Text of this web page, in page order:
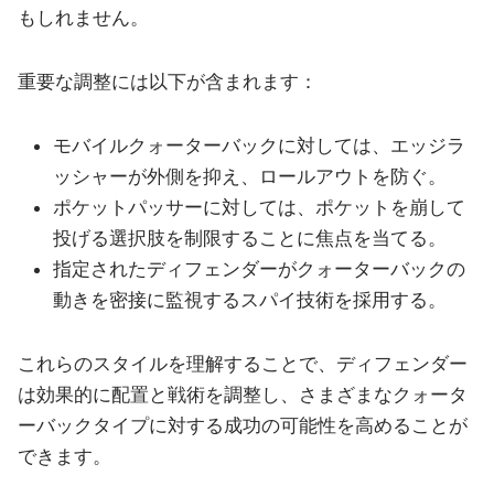
もしれません。
重要な調整には以下が含まれます：
モバイルクォーターバックに対しては、エッジラ
ッシャーが外側を抑え、ロールアウトを防ぐ。
ポケットパッサーに対しては、ポケットを崩して
投げる選択肢を制限することに焦点を当てる。
指定されたディフェンダーがクォーターバックの
動きを密接に監視するスパイ技術を採用する。
これらのスタイルを理解することで、ディフェンダー
は効果的に配置と戦術を調整し、さまざまなクォータ
ーバックタイプに対する成功の可能性を高めることが
できます。